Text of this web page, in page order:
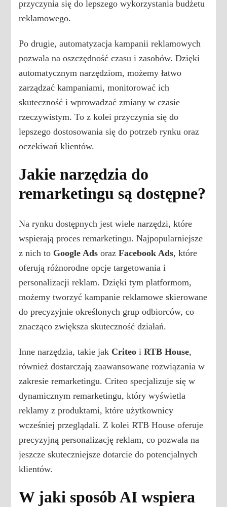
przyczynia się do lepszego wykorzystania budżetu
reklamowego.
Po drugie, automatyzacja kampanii reklamowych
pozwala na oszczędność czasu i zasobów. Dzięki
automatycznym narzędziom, możemy łatwo
zarządzać kampaniami, monitorować ich
skuteczność i wprowadzać zmiany w czasie
rzeczywistym. To z kolei przyczynia się do
lepszego dostosowania się do potrzeb rynku oraz
oczekiwań klientów.
Jakie narzędzia do
remarketingu są dostępne?
Na rynku dostępnych jest wiele narzędzi, które
wspierają proces remarketingu. Najpopularniejsze
z nich to Google Ads orazFacebook Ads, które
oferują różnorodne opcje targetowania i
personalizacji reklam. Dzięki tym platformom,
możemy tworzyć kampanie reklamowe skierowane
do precyzyjnie określonych grup odbiorców, co
znacząco zwiększa skuteczność działań.
Inne narzędzia, takie jak Criteo iRTB House,
również dostarczają zaawansowane rozwiązania w
zakresie remarketingu. Criteo specjalizuje się w
dynamicznym remarketingu, który wyświetla
reklamy z produktami, które użytkownicy
wcześniej przeglądali. Z kolei RTB House oferuje
precyzyjną personalizację reklam, co pozwala na
jeszcze skuteczniejsze dotarcie do potencjalnych
klientów.
W jaki sposób AI wspiera